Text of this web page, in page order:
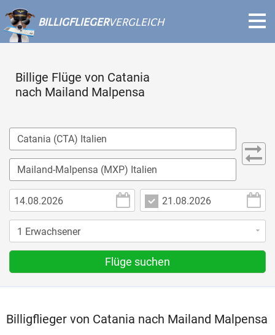
BILLIGFLIEGERVERGLEICH
Billige Flüge von Catania
nach Mailand Malpensa
Flüge suchen
Billigflieger von Catania nach Mailand Malpensa